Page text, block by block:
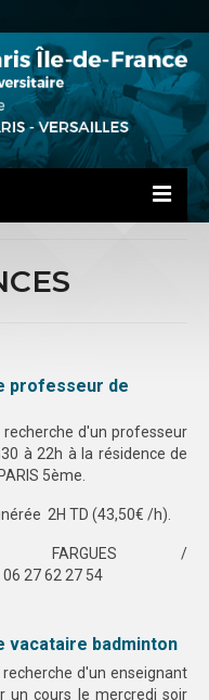
professeur de
recherche d'un professeur
à 22h à la résidence de
5ème.
2H TD (43,50€ /h).
/
27 62 27 54
vacataire badminton
d'un enseignant
un cours le mercredi soir